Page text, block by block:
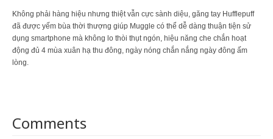
Không phải hàng hiệu nhưng thiệt vẫn cực sành diệu, găng tay Hufflepuff
đã được yếm bùa thời thượng giúp Muggle có thể dễ dàng thuận tiện sử
dụng smartphone mà không lo thòi thụt ngón, hiệu năng che chắn hoạt
động đủ 4 mùa xuân hạ thu đông, ngày nóng chắn nắng ngày đông ấm
lòng.
Comments